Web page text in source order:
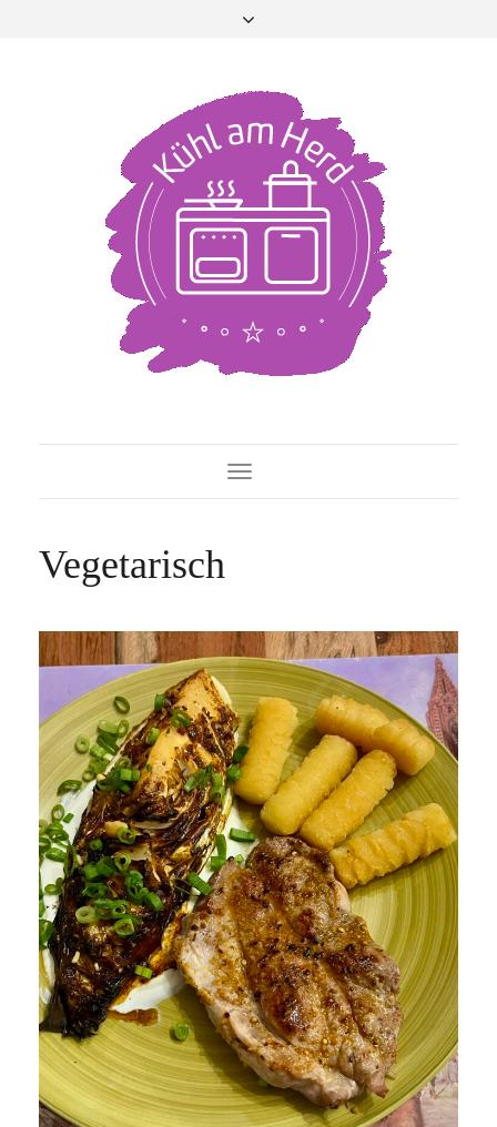
Toggle Navigation
Vegetarisch